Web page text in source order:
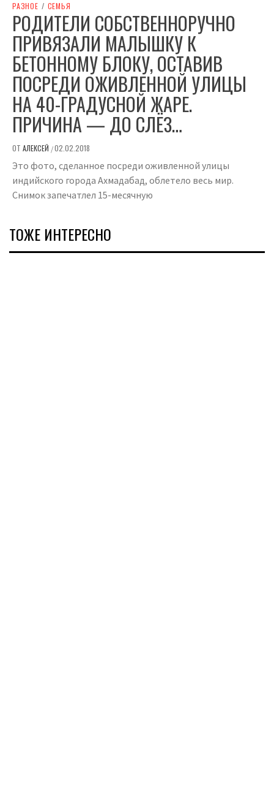
РАЗНОЕ / СЕМЬЯ
РОДИТЕЛИ СОБСТВЕННОРУЧНО
ПРИВЯЗАЛИ МАЛЫШКУ К
БЕТОННОМУ БЛОКУ, ОСТАВИВ
ПОСРЕДИ ОЖИВЛЕННОЙ УЛИЦЫ
НА 40-ГРАДУСНОЙ ЖАРЕ.
ПРИЧИНА — ДО СЛЁЗ…
ОТ АЛЕКСЕЙ /02.02.2018
Это фото, сделанное посреди оживленной улицы
индийского города Ахмадабад, облетело весь мир.
Снимок запечатлел 15-месячную
ТОЖЕ ИНТЕРЕСНО